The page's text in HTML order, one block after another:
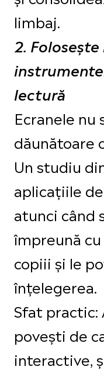
limbaj.
2.
lectură
Ecranele nu
dăunătoare
Un studiu
aplicațiile
atunci când
împreună
copiii și le
înțelegerea.
Sfat practic:
povești de
interactive,